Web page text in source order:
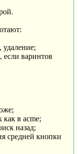
удаление;
если варинтов
в acme;
назад;
средней кнопки